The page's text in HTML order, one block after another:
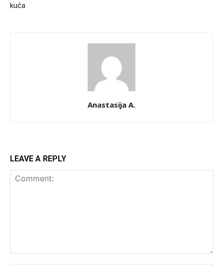
kuća
Anastasija A.
LEAVE A REPLY